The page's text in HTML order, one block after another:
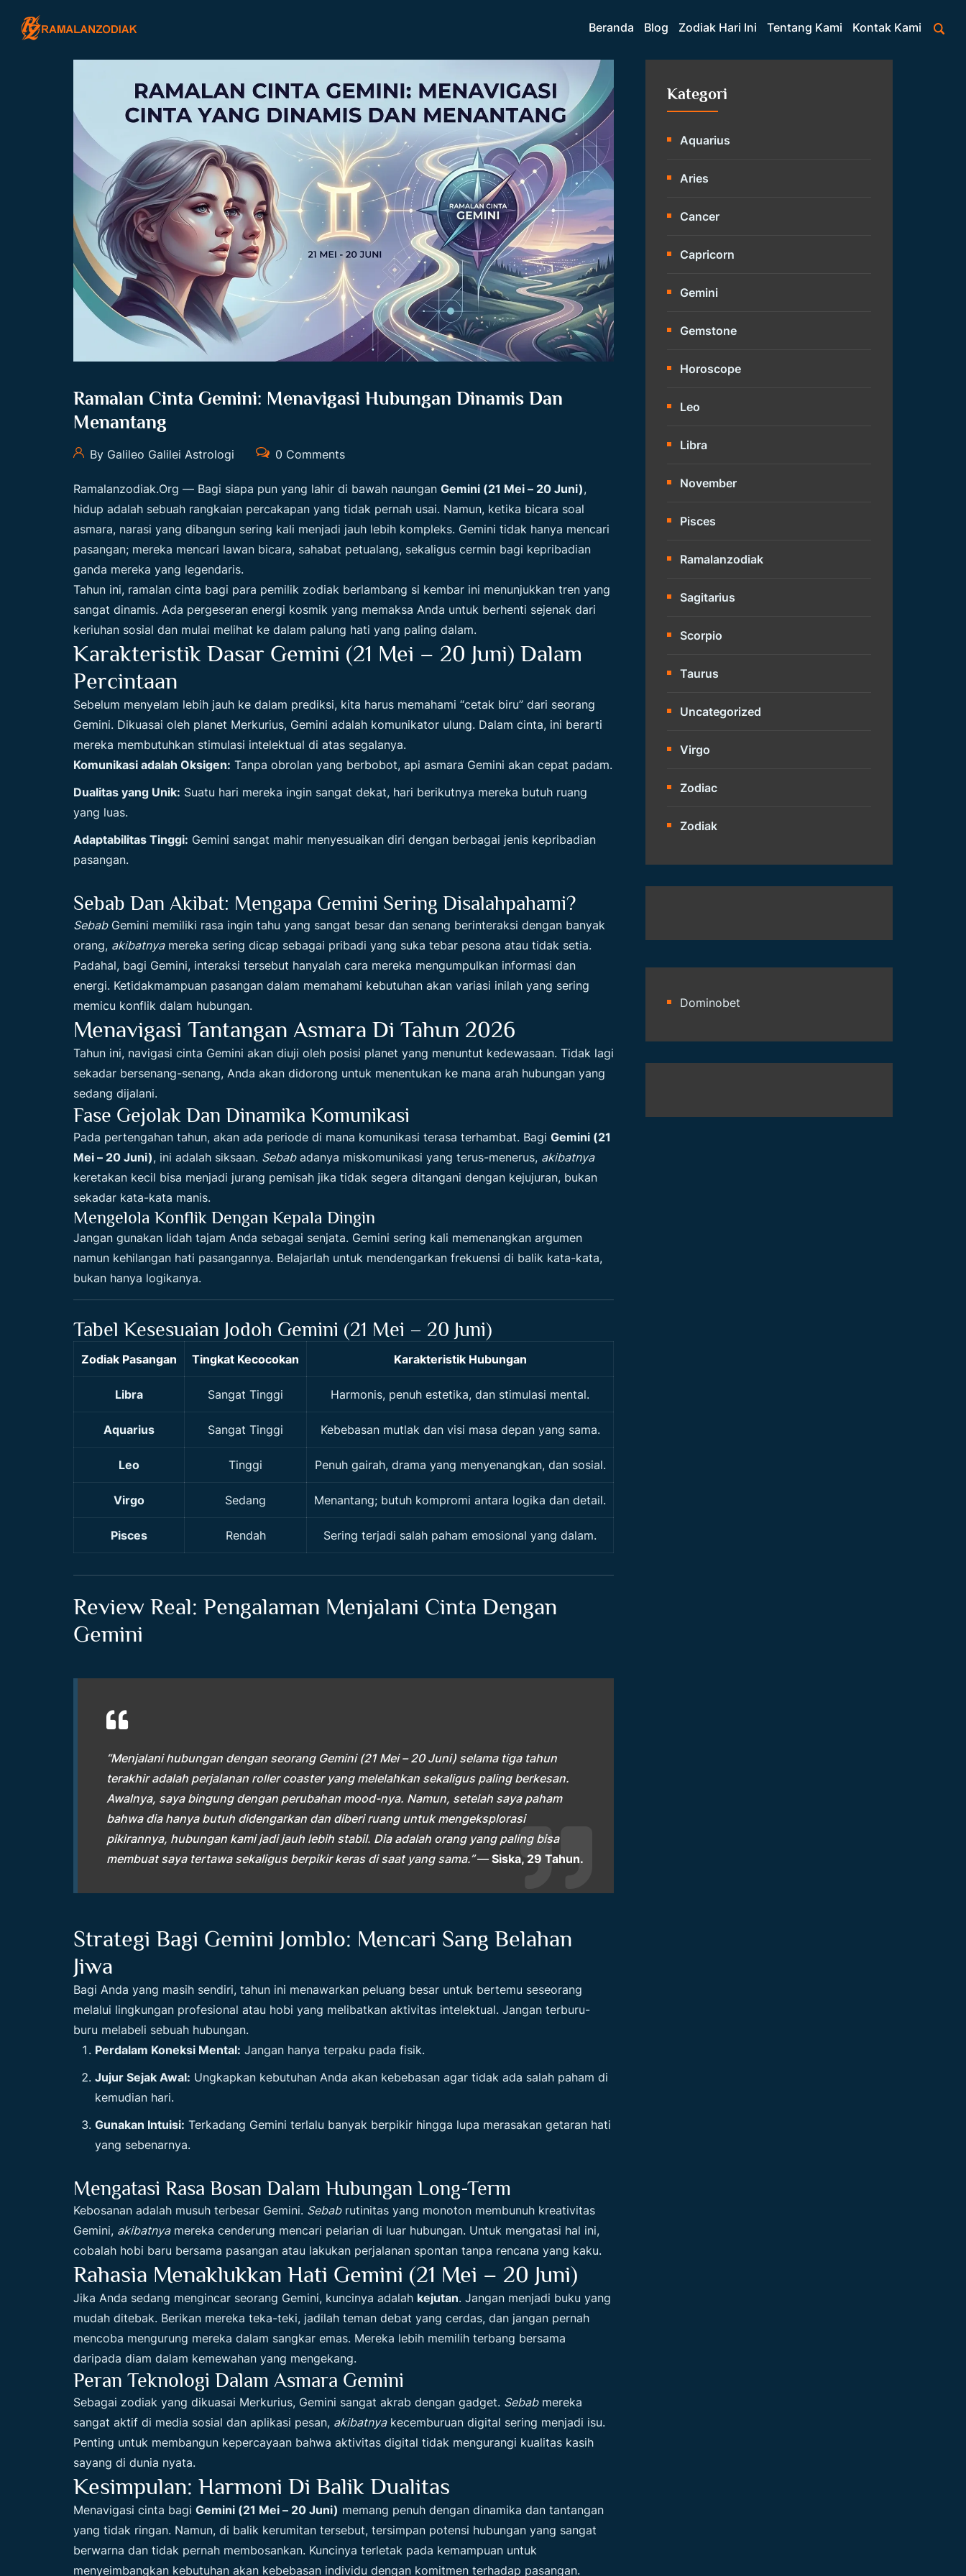
Beranda Blog Zodiak Hari Ini Tentang Kami Kontak Kami
Ramalan Cinta Gemini: Menavigasi Hubungan Dinamis Dan
Menantang
By Galileo Galilei Astrologi 0 Comments
Ramalanzodiak.org — Bagi siapa pun yang lahir di bawah naungan Gemini (21 Mei – 20 Juni),
hidup adalah sebuah rangkaian percakapan yang tidak pernah usai. Namun, ketika bicara soal
asmara, narasi yang dibangun sering kali menjadi jauh lebih kompleks. Gemini tidak hanya mencari
pasangan; mereka mencari lawan bicara, sahabat petualang, sekaligus cermin bagi kepribadian
ganda mereka yang legendaris.
Tahun ini, ramalan cinta bagi para pemilik zodiak berlambang si kembar ini menunjukkan tren yang
sangat dinamis. Ada pergeseran energi kosmik yang memaksa Anda untuk berhenti sejenak dari
keriuhan sosial dan mulai melihat ke dalam palung hati yang paling dalam.
Karakteristik Dasar Gemini (21 Mei – 20 Juni) Dalam
Percintaan
Sebelum menyelam lebih jauh ke dalam prediksi, kita harus memahami “cetak biru” dari seorang
Gemini. Dikuasai oleh planet Merkurius, Gemini adalah komunikator ulung. Dalam cinta, ini berarti
mereka membutuhkan stimulasi intelektual di atas segalanya.
Komunikasi adalah Oksigen: Tanpa obrolan yang berbobot, api asmara Gemini akan cepat padam.
Dualitas yang Unik: Suatu hari mereka ingin sangat dekat, hari berikutnya mereka butuh ruang
yang luas.
Adaptabilitas Tinggi: Gemini sangat mahir menyesuaikan diri dengan berbagai jenis kepribadian
pasangan.
Sebab Dan Akibat: Mengapa Gemini Sering Disalahpahami?
SebabGemini memiliki rasa ingin tahu yang sangat besar dan senang berinteraksi dengan banyak
orang, akibatnyamereka sering dicap sebagai pribadi yang suka tebar pesona atau tidak setia.
Padahal, bagi Gemini, interaksi tersebut hanyalah cara mereka mengumpulkan informasi dan
energi. Ketidakmampuan pasangan dalam memahami kebutuhan akan variasi inilah yang sering
memicu konflik dalam hubungan.
Menavigasi Tantangan Asmara Di Tahun 2026
Tahun ini, navigasi cinta Gemini akan diuji oleh posisi planet yang menuntut kedewasaan. Tidak lagi
sekadar bersenang-senang, Anda akan didorong untuk menentukan ke mana arah hubungan yang
sedang dijalani.
Fase Gejolak Dan Dinamika Komunikasi
Pada pertengahan tahun, akan ada periode di mana komunikasi terasa terhambat. Bagi Gemini (21
Mei – 20 Juni), ini adalah siksaan. Sebabadanya miskomunikasi yang terus-menerus, akibatnya
keretakan kecil bisa menjadi jurang pemisah jika tidak segera ditangani dengan kejujuran, bukan
sekadar kata-kata manis.
Mengelola Konflik Dengan Kepala Dingin
Jangan gunakan lidah tajam Anda sebagai senjata. Gemini sering kali memenangkan argumen
namun kehilangan hati pasangannya. Belajarlah untuk mendengarkan frekuensi di balik kata-kata,
bukan hanya logikanya.
Tabel Kesesuaian Jodoh Gemini (21 Mei – 20 Juni)
Zodiak Pasangan Tingkat Kecocokan Karakteristik Hubungan
Libra Sangat Tinggi Harmonis, penuh estetika, dan stimulasi mental.
Aquarius Sangat Tinggi Kebebasan mutlak dan visi masa depan yang sama.
Leo Tinggi Penuh gairah, drama yang menyenangkan, dan sosial.
Virgo Sedang Menantang; butuh kompromi antara logika dan detail.
Pisces Rendah Sering terjadi salah paham emosional yang dalam.
Review Real: Pengalaman Menjalani Cinta Dengan
Gemini
“Menjalani hubungan dengan seorang Gemini (21 Mei – 20 Juni) selama tiga tahun
terakhir adalah perjalanan roller coaster yang melelahkan sekaligus paling berkesan.
Awalnya, saya bingung dengan perubahan mood-nya. Namun, setelah saya paham
bahwa dia hanya butuh didengarkan dan diberi ruang untuk mengeksplorasi
pikirannya, hubungan kami jadi jauh lebih stabil. Dia adalah orang yang paling bisa
membuat saya tertawa sekaligus berpikir keras di saat yang sama.”— Siska, 29 Tahun.
Strategi Bagi Gemini Jomblo: Mencari Sang Belahan
Jiwa
Bagi Anda yang masih sendiri, tahun ini menawarkan peluang besar untuk bertemu seseorang
melalui lingkungan profesional atau hobi yang melibatkan aktivitas intelektual. Jangan terburu-
buru melabeli sebuah hubungan.
Perdalam Koneksi Mental: Jangan hanya terpaku pada fisik.
Jujur Sejak Awal: Ungkapkan kebutuhan Anda akan kebebasan agar tidak ada salah paham di
kemudian hari.
Gunakan Intuisi: Terkadang Gemini terlalu banyak berpikir hingga lupa merasakan getaran hati
yang sebenarnya.
Mengatasi Rasa Bosan Dalam Hubungan Long-Term
Kebosanan adalah musuh terbesar Gemini. Sebabrutinitas yang monoton membunuh kreativitas
Gemini, akibatnyamereka cenderung mencari pelarian di luar hubungan. Untuk mengatasi hal ini,
cobalah hobi baru bersama pasangan atau lakukan perjalanan spontan tanpa rencana yang kaku.
Rahasia Menaklukkan Hati Gemini (21 Mei – 20 Juni)
Jika Anda sedang mengincar seorang Gemini, kuncinya adalah kejutan. Jangan menjadi buku yang
mudah ditebak. Berikan mereka teka-teki, jadilah teman debat yang cerdas, dan jangan pernah
mencoba mengurung mereka dalam sangkar emas. Mereka lebih memilih terbang bersama
daripada diam dalam kemewahan yang mengekang.
Peran Teknologi Dalam Asmara Gemini
Sebagai zodiak yang dikuasai Merkurius, Gemini sangat akrab dengan gadget. Sebabmereka
sangat aktif di media sosial dan aplikasi pesan, akibatnyakecemburuan digital sering menjadi isu.
Penting untuk membangun kepercayaan bahwa aktivitas digital tidak mengurangi kualitas kasih
sayang di dunia nyata.
Kesimpulan: Harmoni Di Balik Dualitas
Menavigasi cinta bagi Gemini (21 Mei – 20 Juni) memang penuh dengan dinamika dan tantangan
yang tidak ringan. Namun, di balik kerumitan tersebut, tersimpan potensi hubungan yang sangat
berwarna dan tidak pernah membosankan. Kuncinya terletak pada kemampuan untuk
menyeimbangkan kebutuhan akan kebebasan individu dengan komitmen terhadap pasangan.
Kategori
Aquarius
Aries
Cancer
Capricorn
Gemini
Gemstone
Horoscope
Leo
Libra
November
Pisces
Ramalanzodiak
Sagitarius
Scorpio
Taurus
Uncategorized
Virgo
Zodiac
Zodiak
Dominobet